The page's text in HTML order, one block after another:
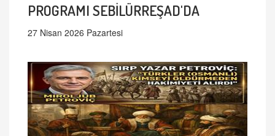
PROGRAMI SEBİLÜRREŞAD'DA
27 Nisan 2026 Pazartesi